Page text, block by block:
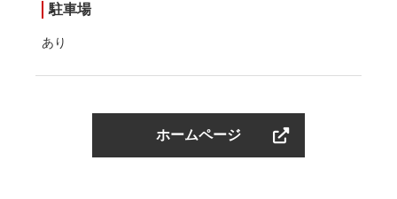
駐車場
あり
ホームページ